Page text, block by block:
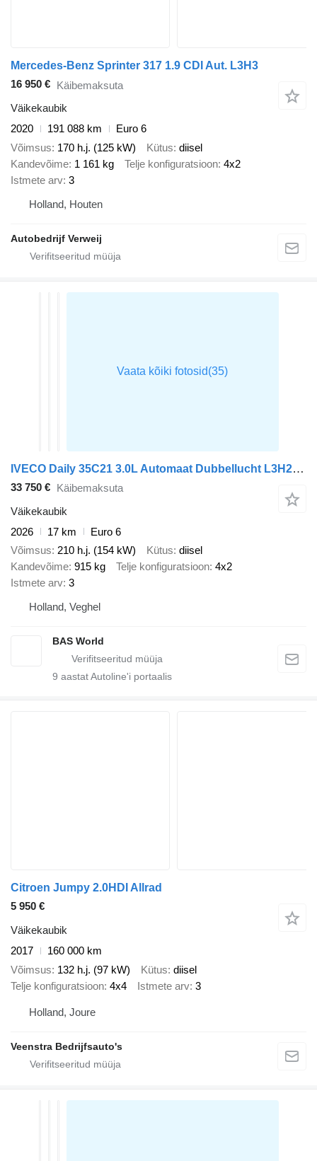
Mercedes-Benz Sprinter 317 1.9 CDI Aut. L3H3
16 950 € Käibemaksuta
Väikekaubik
2020
191 088 km
Euro 6
Võimsus 170 h.j. (125 kW) Kütus diisel
Kandevõime 1 161 kg Telje konfiguratsioon 4x2
Istmete arv 3
Holland, Houten
Autobedrijf Verweij
IVECO Daily 35C21 3.0L Automaat Dubbellucht L3H2 LED ACC Airco Camera
33 750 € Käibemaksuta
Väikekaubik
2026
17 km
Euro 6
Võimsus 210 h.j. (154 kW) Kütus diisel
Kandevõime 915 kg Telje konfiguratsioon 4x2
Istmete arv 3
Holland, Veghel
BAS World
9 aastat Autoline'i portaalis
Citroen Jumpy 2.0HDI Allrad
5 950 €
Väikekaubik
2017
160 000 km
Võimsus 132 h.j. (97 kW) Kütus diisel
Telje konfiguratsioon 4x4 Istmete arv 3
Holland, Joure
Veenstra Bedrijfsauto's